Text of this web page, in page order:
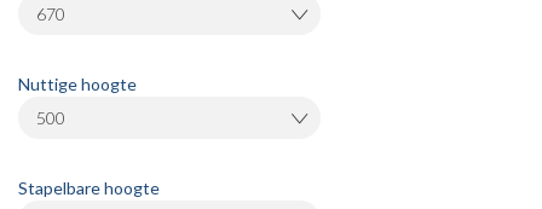
670
Nuttige hoogte
500
Stapelbare hoogte